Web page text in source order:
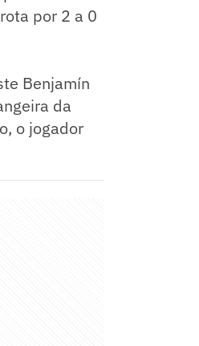
por 2 a 0
Benjamín
da
o jogador